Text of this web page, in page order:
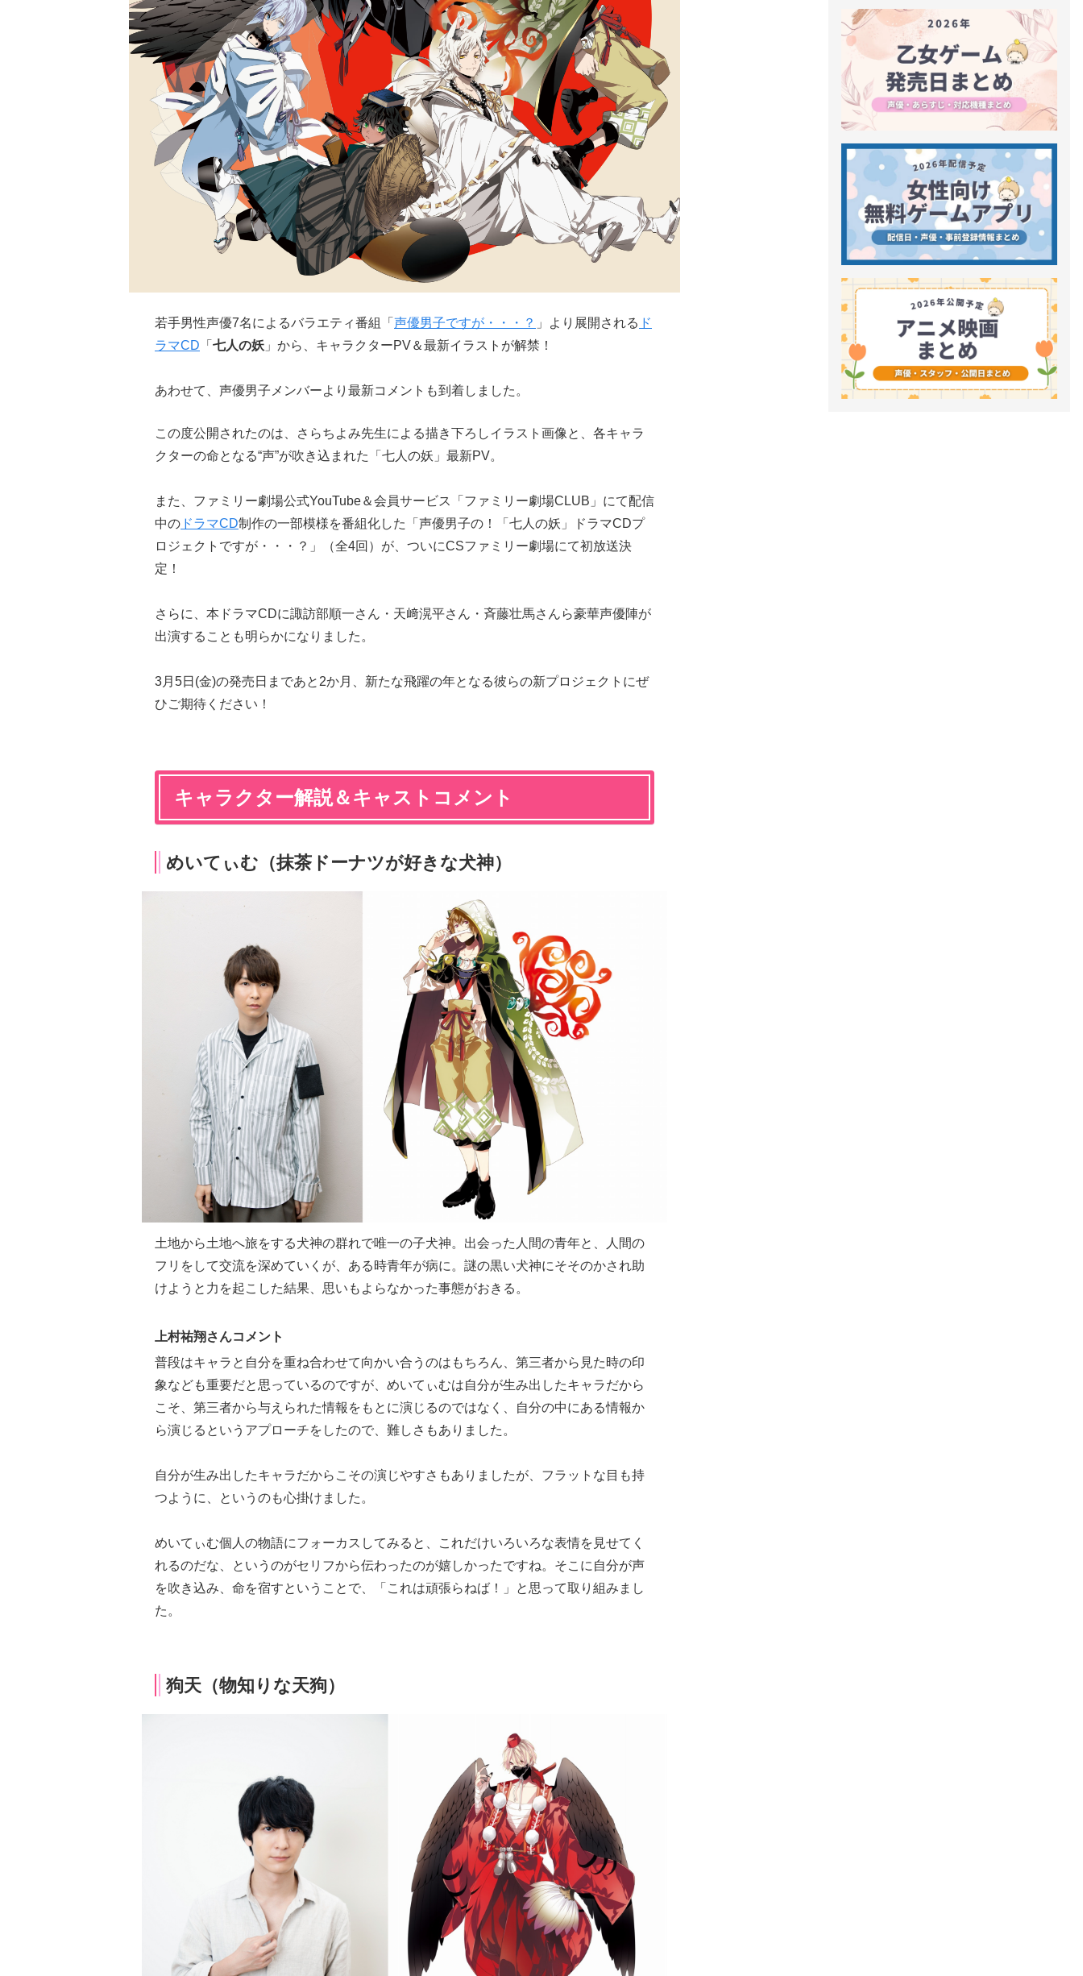
若手男性声優7名によるバラエティ番組「 声優男子ですが・・・？ 」より展開される ド
ラマCD 「 七人の妖 」から、キャラクターPV＆最新イラストが解禁！
あわせて、声優男子メンバーより最新コメントも到着しました。
この度公開されたのは、さらちよみ先生による描き下ろしイラスト画像と、各キャラ
クターの命となる“声”が吹き込まれた「七人の妖」最新PV。
また、ファミリー劇場公式YouTube＆会員サービス「ファミリー劇場CLUB」にて配信
中の ドラマCD制作の一部模様を番組化した「声優男子の！「七人の妖」ドラマCDプ
ロジェクトですが・・・？」（全4回）が、ついにCSファミリー劇場にて初放送決
定！
さらに、本ドラマCDに諏訪部順一さん・天﨑滉平さん・斉藤壮馬さんら豪華声優陣が
出演することも明らかになりました。
3月5日(金)の発売日まであと2か月、新たな飛躍の年となる彼らの新プロジェクトにぜ
ひご期待ください！
キャラクター解説＆キャストコメント
めいてぃむ（抹茶ドーナツが好きな犬神）
土地から土地へ旅をする犬神の群れで唯一の子犬神。出会った人間の青年と、人間の
フリをして交流を深めていくが、ある時青年が病に。謎の黒い犬神にそそのかされ助
けようと力を起こした結果、思いもよらなかった事態がおきる。
上村祐翔さんコメント
普段はキャラと自分を重ね合わせて向かい合うのはもちろん、第三者から見た時の印
象なども重要だと思っているのですが、めいてぃむは自分が生み出したキャラだから
こそ、第三者から与えられた情報をもとに演じるのではなく、自分の中にある情報か
ら演じるというアプローチをしたので、難しさもありました。
自分が生み出したキャラだからこその演じやすさもありましたが、フラットな目も持
つように、というのも心掛けました。
めいてぃむ個人の物語にフォーカスしてみると、これだけいろいろな表情を見せてく
れるのだな、というのがセリフから伝わったのが嬉しかったですね。そこに自分が声
を吹き込み、命を宿すということで、「これは頑張らねば！」と思って取り組みまし
た。
狗天（物知りな天狗）